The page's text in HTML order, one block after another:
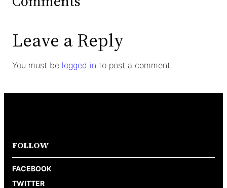
Leave a Reply
You must be logged in to post a comment.
FOLLOW
FACEBOOK
TWITTER